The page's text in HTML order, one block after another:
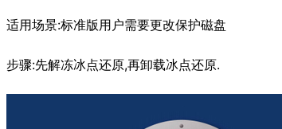
适用场景:标准版用户需要更改保护磁盘
步骤:先解冻冰点还原,再卸载冰点还原.